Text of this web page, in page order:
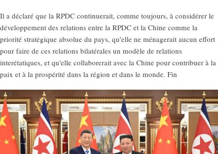
Il a déclaré que la RPDC continuerait, comme toujours, à considérer le
développement des relations entre la RPDC et la Chine comme la
priorité stratégique absolue du pays, qu'elle ne ménagerait aucun effort
pour faire de ces relations bilatérales un modèle de relations
interétatiques, et qu'elle collaborerait avec la Chine pour contribuer à la
paix et à la prospérité dans la région et dans le monde. Fin